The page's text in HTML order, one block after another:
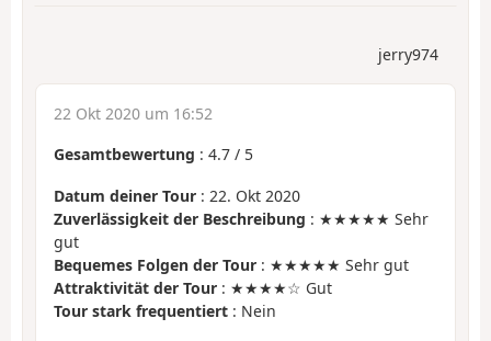
jerry974
22 Okt 2020 um 16:52
Gesamtbewertung : 4.7 / 5
Datum deiner Tour : 22. Okt 2020
Zuverlässigkeit der Beschreibung : ★★★★★ Sehr
gut
Bequemes Folgen der Tour : ★★★★★ Sehr gut
Attraktivität der Tour : ★★★★☆ Gut
Tour stark frequentiert : Nein